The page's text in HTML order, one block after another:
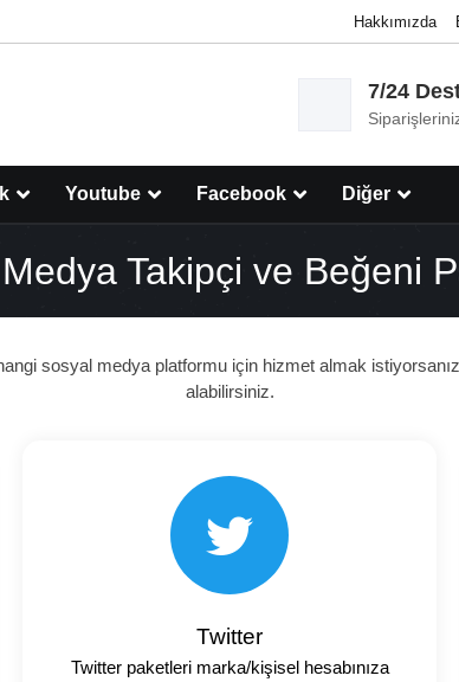
Hakkımızda
7/24
Youtube Facebook Diğer
Takipçi ve Beğeni
sosyal medya platformu için hizmet almak
alabilirsiniz.
Twitter
Twitter paketleri marka/kişisel hesabınıza